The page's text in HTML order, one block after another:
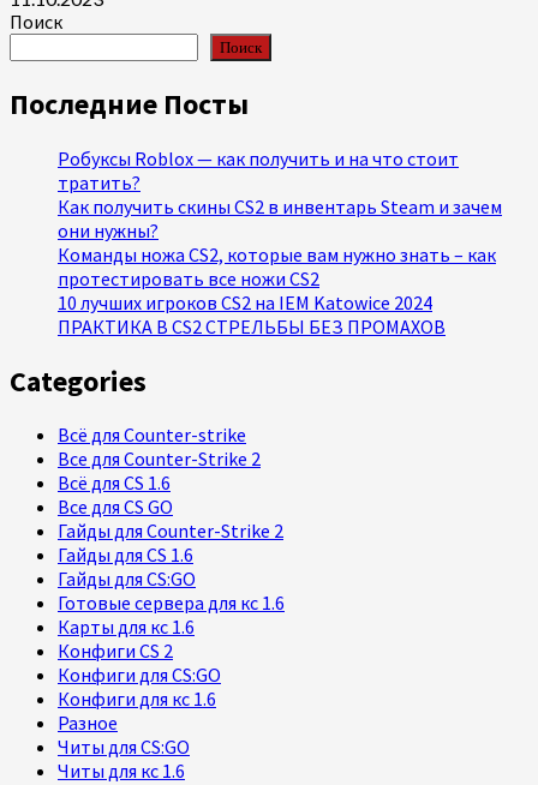
Поиск
Поиск
Последние Посты
Робуксы Roblox — как получить и на что стоит
тратить?
Как получить скины CS2 в инвентарь Steam и зачем
они нужны?
Команды ножа CS2, которые вам нужно знать – как
протестировать все ножи CS2
10 лучших игроков CS2 на IEM Katowice 2024
ПРАКТИКА В CS2 СТРЕЛЬБЫ БЕЗ ПРОМАХОВ
Categories
Всё для Counter-strike
Все для Counter-Strike 2
Всё для CS 1.6
Все для CS GO
Гайды для Counter-Strike 2
Гайды для CS 1.6
Гайды для CS:GO
Готовые сервера для кс 1.6
Карты для кс 1.6
Конфиги CS 2
Конфиги для CS:GO
Конфиги для кс 1.6
Разное
Читы для CS:GO
Читы для кс 1.6